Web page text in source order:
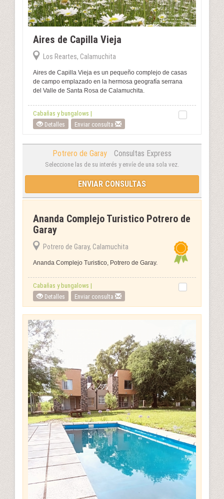
Aires de Capilla Vieja
Los Reartes, Calamuchita
Aires de Capilla Vieja es un pequeño complejo de casas
de campo emplazado en la hermosa geografía serrana
del Valle de Santa Rosa de Calamuchita.
Cabañas y bungalows |
Detalles
Enviar consulta
Potrero de Garay Consultas Express
Seleccione las de su interés y envíe de una sola vez.
ENVIAR CONSULTAS
Ananda Complejo Turistico Potrero de
Garay
Potrero de Garay, Calamuchita
Ananda Complejo Turistico, Potrero de Garay.
Cabañas y bungalows |
Detalles
Enviar consulta